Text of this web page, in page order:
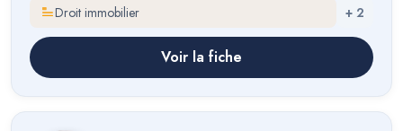
Droit immobilier + 2
Voir la fiche